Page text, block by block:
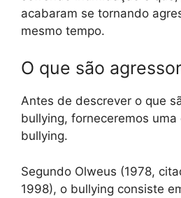
acabaram se tornando
mesmo tempo.
O que são
Antes de descrever o que
bullying, forneceremos
bullying.
Segundo Olweus (1978,
1998), o bullying consiste